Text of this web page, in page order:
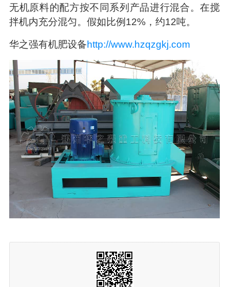
无机原料的配方按不同系列产品进行混合。在搅
拌机内充分混匀。假如比例 12% ，约12吨。
华之强有机肥设备http://www.hzqzgkj.com